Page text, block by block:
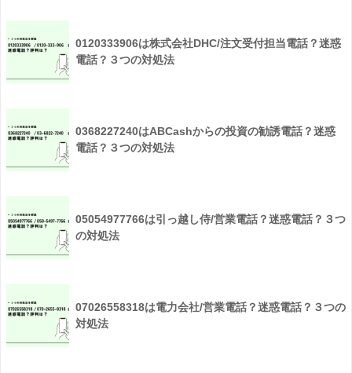
0120333906は株式会社DHC/注文受付担当電話？迷惑
電話？３つの対処法
0368227240はABCashからの投資の勧誘電話？迷惑
電話？３つの対処法
05054977766は引っ越し侍/営業電話？迷惑電話？３つ
の対処法
07026558318は電力会社/営業電話？迷惑電話？３つの
対処法